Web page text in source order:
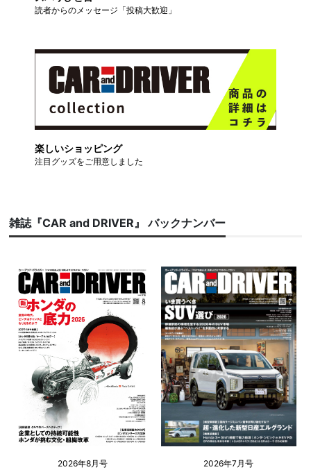
読者からのメッセージ「投稿大歓迎」
楽しいショッピング
注目グッズをご用意しました
雑誌『CAR and DRIVER』 バックナンバー
2026年8月号 2026年7月号